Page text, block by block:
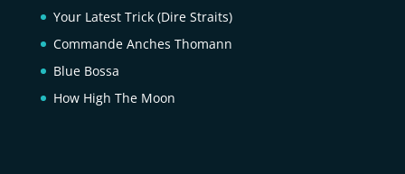
Your Latest Trick (Dire Straits)
Commande Anches Thomann
Blue Bossa
How High The Moon